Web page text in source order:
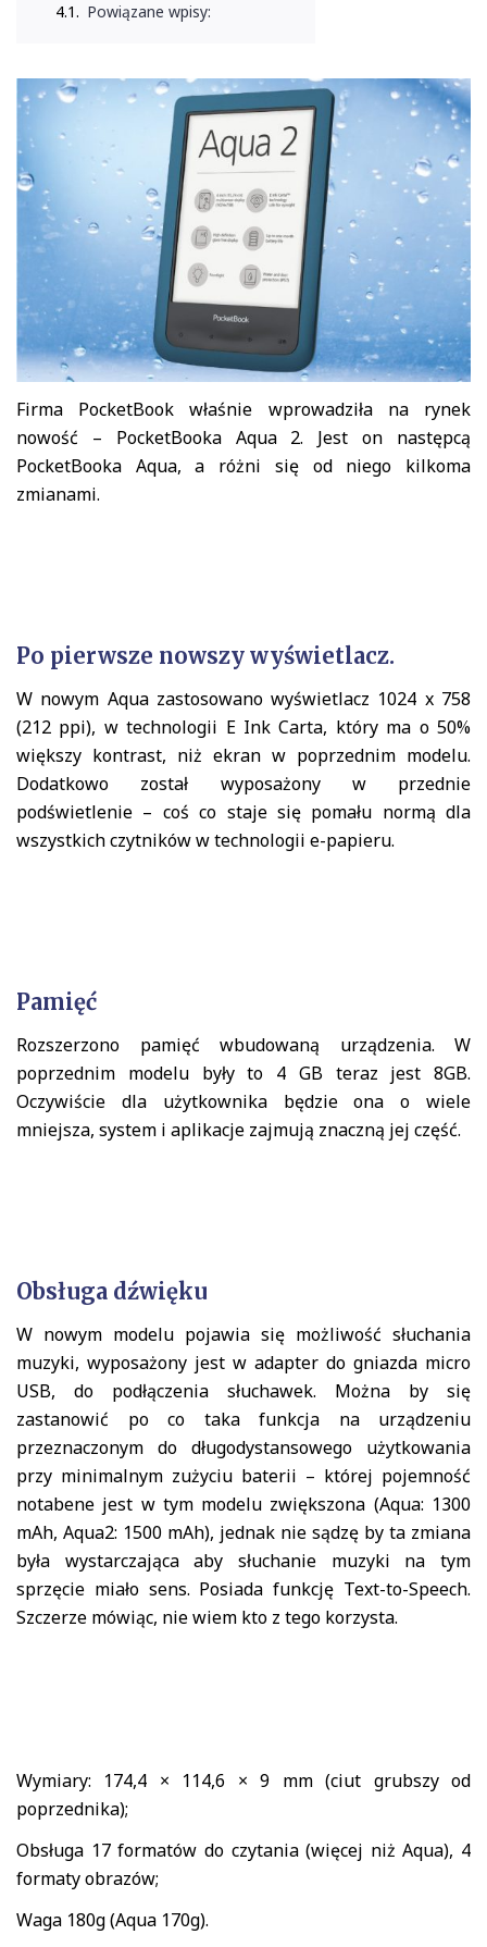
Powiązane wpisy:
Firma PocketBook właśnie wprowadziła na rynek
nowość – PocketBooka Aqua 2. Jest on następcą
PocketBooka Aqua, a różni się od niego kilkoma
zmianami.
Po pierwsze nowszy wyświetlacz.
W nowym Aqua zastosowano wyświetlacz 1024 x 758
(212 ppi), w technologii E Ink Carta, który ma o 50%
większy kontrast, niż ekran w poprzednim modelu.
Dodatkowo został wyposażony w przednie
podświetlenie – coś co staje się pomału normą dla
wszystkich czytników w technologii e-papieru.
Pamięć
Rozszerzono pamięć wbudowaną urządzenia. W
poprzednim modelu były to 4 GB teraz jest 8GB.
Oczywiście dla użytkownika będzie ona o wiele
mniejsza, system i aplikacje zajmują znaczną jej część.
Obsługa dźwięku
W nowym modelu pojawia się możliwość słuchania
muzyki, wyposażony jest w adapter do gniazda micro
USB, do podłączenia słuchawek. Można by się
zastanowić po co taka funkcja na urządzeniu
przeznaczonym do długodystansowego użytkowania
przy minimalnym zużyciu baterii – której pojemność
notabene jest w tym modelu zwiększona (Aqua: 1300
mAh, Aqua2: 1500 mAh), jednak nie sądzę by ta zmiana
była wystarczająca aby słuchanie muzyki na tym
sprzęcie miało sens. Posiada funkcję Text-to-Speech.
Szczerze mówiąc, nie wiem kto z tego korzysta.
Wymiary: 174,4 × 114,6 × 9 mm (ciut grubszy od
poprzednika);
Obsługa 17 formatów do czytania (więcej niż Aqua), 4
formaty obrazów;
Waga 180g (Aqua 170g).